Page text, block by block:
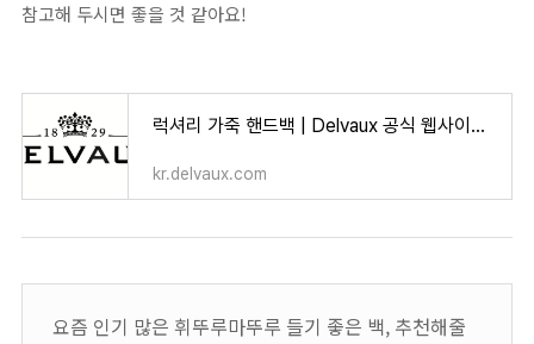
참고해 두시면 좋을 것 같아요!
럭셔리 가죽 핸드백 | Delvaux 공식 웹사이트 | 대한민국
kr.delvaux.com
요즘 인기 많은 휘뚜루마뚜루 들기 좋은 백, 추천해줄